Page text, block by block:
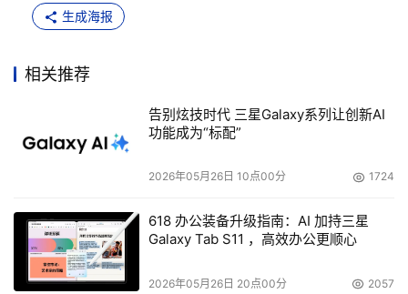
生成海报
相关推荐
告别炫技时代 三星Galaxy系列让创新AI
功能成为“标配”
2026年05月26日 10点00分 1724
618 办公装备升级指南：AI 加持三星
Galaxy Tab S11 ，高效办公更顺心
2026年05月26日 20点00分 2057